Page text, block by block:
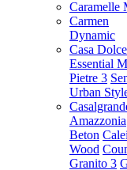
Caramelle
Carmen
Dynamic
Casa
Essential
Pietre 3
Urban
Amazzonia
Beton
Wood
Granito 3